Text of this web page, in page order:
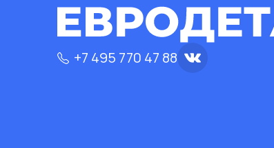
+7 495 770 47 88